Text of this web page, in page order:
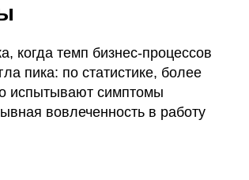
когда темп бизнес-процессов
пика: по статистике, более
испытывают симптомы
вовлеченность в работу